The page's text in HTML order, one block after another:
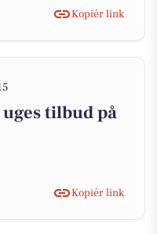
Kopiér link
tilbud på
Kopiér link